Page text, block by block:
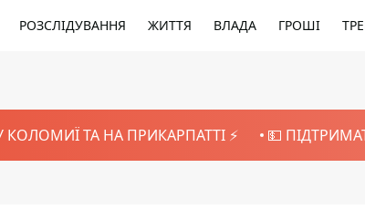
РОЗСЛІДУВАННЯ ЖИТТЯ ВЛАДА ГРОШІ
ТА НА ПРИКАРПАТТІ ⚡️ 💵